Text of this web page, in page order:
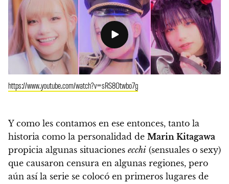
https://www.youtube.com/watch?v=sRS8Otwbo7g
Y como les contamos en ese entonces, tanto la
historia como la personalidad de Marin Kitagawa
propicia algunas situaciones ecchi (sensuales o sexy)
que causaron censura en algunas regiones, pero
aún así la serie se colocó en primeros lugares de